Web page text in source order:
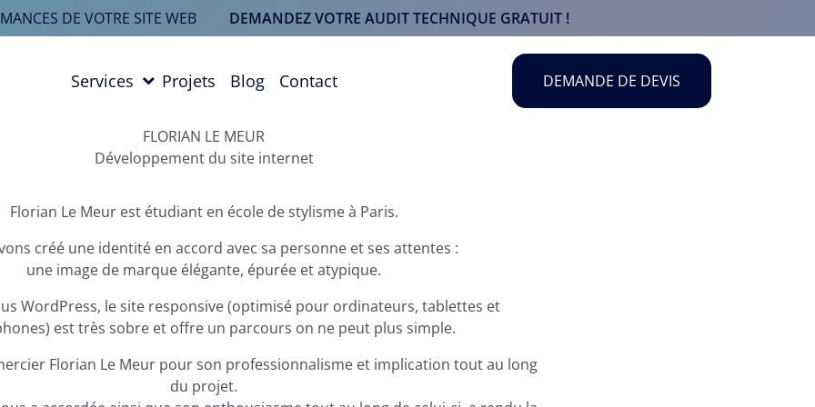
DE VOTRE SITE WEB
DEMANDEZ VOTRE AUDIT TECHNIQUE GRATUIT !
Services Projets Blog Contact DEMANDE DE DEVIS
FLORIAN LE MEUR
Développement du site internet
Florian Le Meur est étudiant en école de stylisme à Paris.
créé une identité en accord avec sa personne et ses attentes :
une image de marque élégante, épurée et atypique.
WordPress, le site responsive (optimisé pour ordinateurs, tablettes et
est très sobre et offre un parcours on ne peut plus simple.
Florian Le Meur pour son professionnalisme et implication tout au long
du projet.